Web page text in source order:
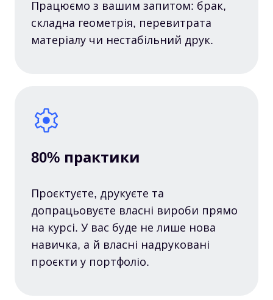
Працюємо з вашим запитом: брак,
складна геометрія, перевитрата
матеріалу чи нестабільний друк.
80% практики
Проєктуєте, друкуєте та
допрацьовуєте власні вироби прямо
на курсі. У вас буде не лише нова
навичка, а й власні надруковані
проєкти у портфоліо.